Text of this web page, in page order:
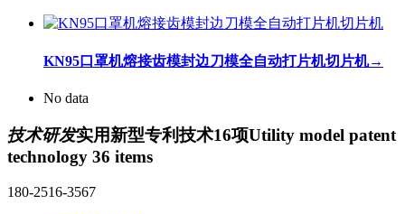
KN95口罩机熔接齿模封边刀模全自动打片机切片机→
No data
技术研发实用新型专利技术16项Utility model patent
technology 36 items
180-2516-3567